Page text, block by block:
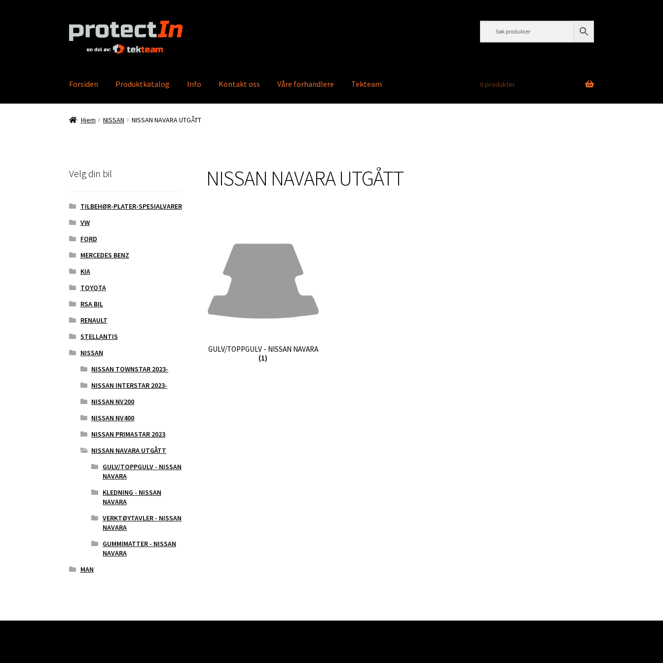
Hopp
til
navigasjon
Hopp
til
innhold
Forsiden Produktkatalog Info Kontakt oss Våre forhandlere Tekteam
Hjem Min kontoBestilling Kontakt oss
0 produkter
Hjem NISSAN NISSAN NAVARA UTGÅTT
NISSAN NAVARA UTGÅTT
GULV/TOPPGULV - NISSAN NAVARA
(1)
Velg din bil
TILBEHØR-PLATER-SPESIALVARER
VW
FORD
MERCEDES BENZ
KIA
TOYOTA
RSA BIL
RENAULT
STELLANTIS
NISSAN
NISSAN TOWNSTAR 2023-
NISSAN INTERSTAR 2023-
NISSAN NV200
NISSAN NV400
NISSAN PRIMASTAR 2023
NISSAN NAVARA UTGÅTT
GULV/TOPPGULV - NISSAN
NAVARA
KLEDNING - NISSAN
NAVARA
VERKTØYTAVLER - NISSAN
NAVARA
GUMMIMATTER - NISSAN
NAVARA
MAN